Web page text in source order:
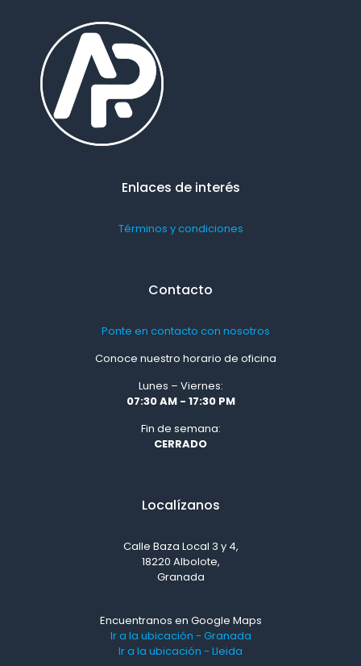
Enlaces de interés
Términos y condiciones
Contacto
Ponte en contacto con nosotros
Conoce nuestro horario de oficina
Lunes – Viernes:
07:30 AM - 17:30 PM
Fin de semana:
CERRADO
Localízanos
Calle Baza Local 3 y 4,
18220 Albolote,
Granada
Encuentranos en Google Maps
Ir a la ubicación - Granada
Ir a la ubicación - Lleida